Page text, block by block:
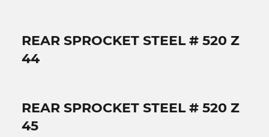
REAR SPROCKET STEEL # 520 Z
44
REAR SPROCKET STEEL # 520 Z
45